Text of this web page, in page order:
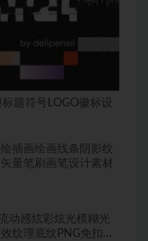
题符号LOGO徽标设
插画绘画线条阴影纹
量笔刷画笔设计素材
动感炫彩炫光模糊光
纹理底纹PNG免扣装